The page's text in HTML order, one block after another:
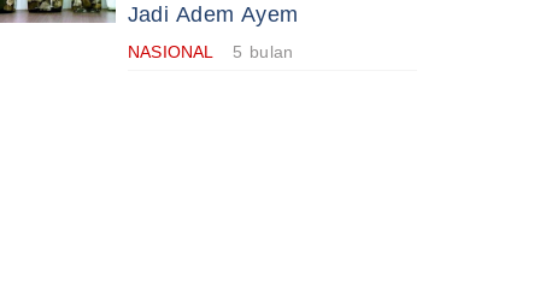
Jadi Adem Ayem
NASIONAL 5 bulan